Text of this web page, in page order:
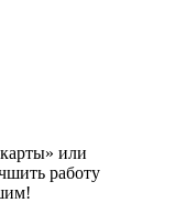
или
работу